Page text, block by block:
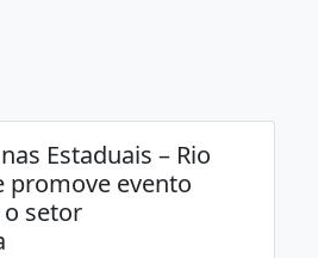
Estaduais – Rio
promove evento
setor